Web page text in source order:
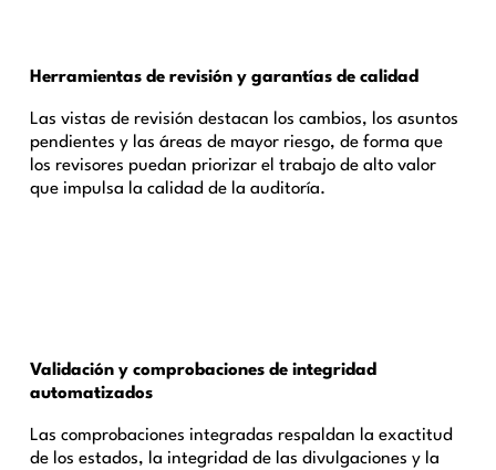
Herramientas de revisión y garantías de calidad
Las vistas de revisión destacan los cambios, los asuntos
pendientes y las áreas de mayor riesgo, de forma que
los revisores puedan priorizar el trabajo de alto valor
que impulsa la calidad de la auditoría.
Validación y comprobaciones de integridad
automatizados
Las comprobaciones integradas respaldan la exactitud
de los estados, la integridad de las divulgaciones y la